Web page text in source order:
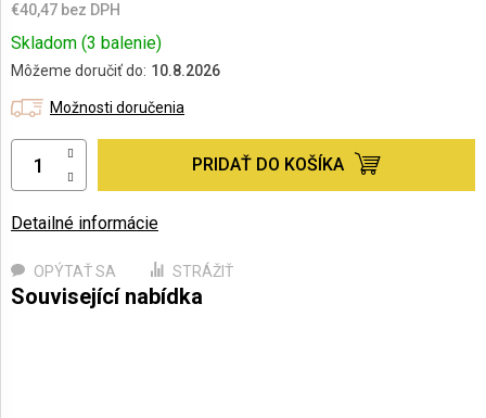
€40,47 bez DPH
Jednotková
cena:
Skladom (3 balenie)
Môžeme doručiť do: 10.8.2026
Možnosti doručenia
PRIDAŤ DO KOŠÍKA
Detailné informácie
OPÝTAŤ SA STRÁŽIŤ